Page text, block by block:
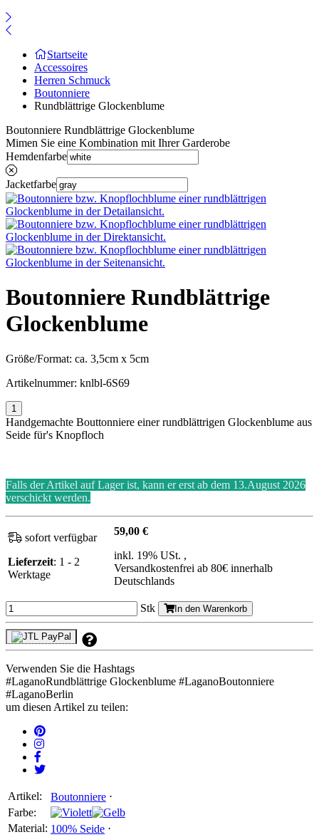
Startseite
Accessoires
Herren Schmuck
Boutonniere
Rundblättrige Glockenblume
Boutonniere Rundblättrige Glockenblume
Mimen Sie eine Kombination mit Ihrer Garderobe
Hemdenfarbe
Jacketfarbe
Boutonniere Rundblättrige
Glockenblume
Größe/Format: ca. 3,5cm x 5cm
Artikelnummer: knlbl-6S69
Handgemachte Bouttonniere einer rundblättrigen Glockenblume aus
Seide für's Knopfloch
Falls der Artikel auf Lager ist, kann er erst ab dem 13.August 2026
verschickt werden.
sofort verfügbar
Lieferzeit: 1 - 2
Werktage
59,00 €
inkl. 19% USt. ,
Versandkostenfrei ab 80€ innerhalb
Deutschlands
Stk In den Warenkorb
Verwenden Sie die Hashtags
#LaganoRundblättrige Glockenblume #LaganoBoutonniere
#LaganoBerlin
um diesen Artikel zu teilen:
Artikel: Boutonniere ⋅
Farbe:
Material: 100% Seide ⋅